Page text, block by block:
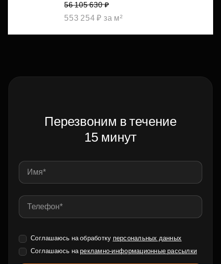
56 105 630 ₽
553 254 ₽ за м²
Перезвоним в течение
15 минут
Соглашаюсь на обработку персональных данных
Соглашаюсь нарекламно-информационные рассылки